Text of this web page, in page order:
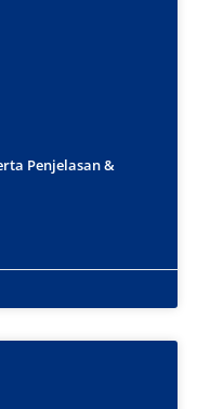
Penjelasan &